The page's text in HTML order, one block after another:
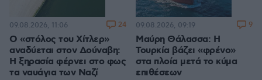
Ο «στόλος του Χίτλερ»
αναδύεται στον Δούναβη:
Η ξηρασία φέρνει στο φως
τα ναυάγια των Ναζί
09.08.2026, 11:06 24
Μαύρη Θάλασσα: Η
Τουρκία βάζει «φρένο»
στα πλοία μετά το κύμα
επιθέσεων
09.08.2026, 09:19 9